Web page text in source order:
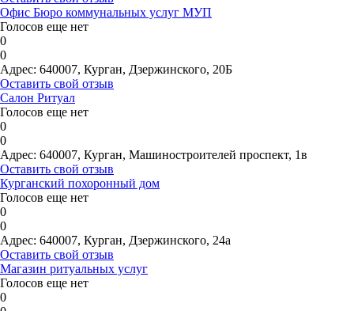
Офис Бюро коммунальных услуг МУП
Голосов еще нет
0
0
Адрес: 640007, Курган, Дзержинского, 20Б
Оставить свой отзыв
Салон Ритуал
Голосов еще нет
0
0
Адрес: 640007, Курган, Машиностроителей проспект, 1в
Оставить свой отзыв
Курганский похоронный дом
Голосов еще нет
0
0
Адрес: 640007, Курган, Дзержинского, 24а
Оставить свой отзыв
Магазин ритуальных услуг
Голосов еще нет
0